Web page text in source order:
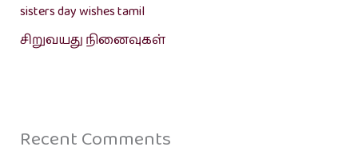
sisters day wishes tamil
சிறுவயது நினைவுகள்
Recent Comments